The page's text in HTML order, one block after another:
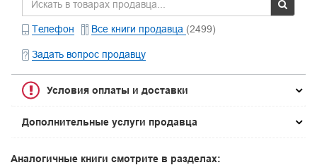
Телефон Все книги продавца (2499)
Задать вопрос продавцу
Условия оплаты и доставки
Дополнительные услуги продавца
Аналогичные книги смотрите в разделах: